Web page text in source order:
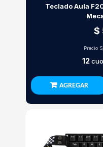
Teclado Aula
$
Precio
12
AGREGAR